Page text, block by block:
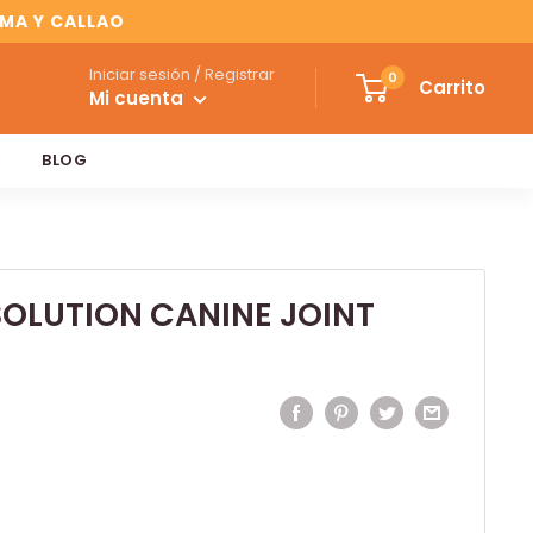
Y CALLAO
Iniciar sesión / Registrar
Mi cuenta
0 Carrito
BLOG
CANINE JOINT